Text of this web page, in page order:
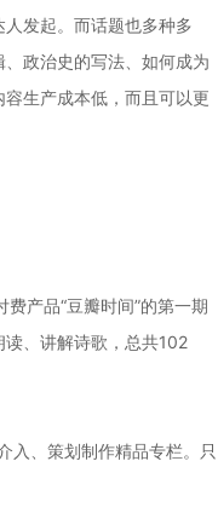
发起。而话题也多种多
政治史的写法、如何成为
生产成本低，而且可以更
产品“豆瓣时间”的第一期
、讲解诗歌，总共102
入、策划制作精品专栏。只